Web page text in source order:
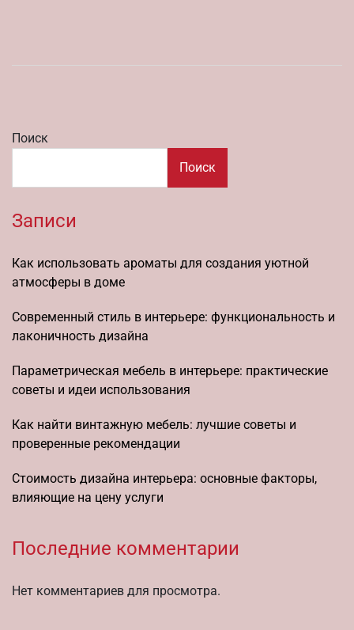
Поиск
Поиск
Записи
Как использовать ароматы для создания уютной
атмосферы в доме
Современный стиль в интерьере: функциональность и
лаконичность дизайна
Параметрическая мебель в интерьере: практические
советы и идеи использования
Как найти винтажную мебель: лучшие советы и
проверенные рекомендации
Стоимость дизайна интерьера: основные факторы,
влияющие на цену услуги
Последние комментарии
Нет комментариев для просмотра.